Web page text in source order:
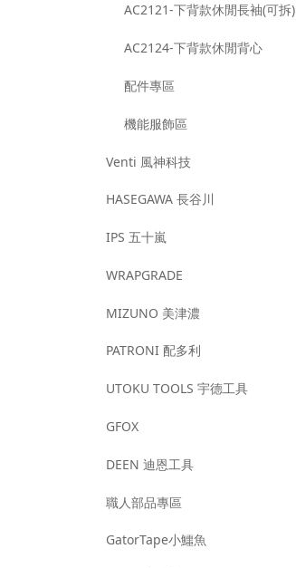
AC2121-下背款休閒長袖(可拆)
AC2124-下背款休閒背心
配件專區
機能服飾區
Venti 風神科技
HASEGAWA 長谷川
IPS 五十嵐
WRAPGRADE
MIZUNO 美津濃
PATRONI 配多利
UTOKU TOOLS 宇德工具
GFOX
DEEN 迪恩工具
職人部品專區
GatorTape小鱷魚